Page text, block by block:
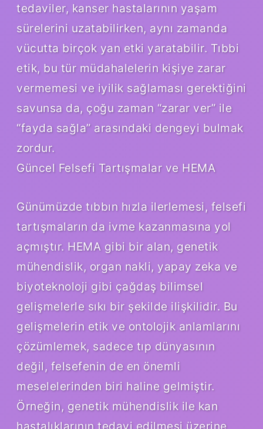
tedaviler, kanser hastalarının yaşam
sürelerini uzatabilirken, aynı zamanda
vücutta birçok yan etki yaratabilir. Tıbbi
etik, bu tür müdahalelerin kişiye zarar
vermemesi ve iyilik sağlaması gerektiğini
savunsa da, çoğu zaman “zarar ver” ile
“fayda sağla” arasındaki dengeyi bulmak
zordur.
Güncel Felsefi Tartışmalar ve HEMA
Günümüzde tıbbın hızla ilerlemesi, felsefi
tartışmaların da ivme kazanmasına yol
açmıştır. HEMA gibi bir alan, genetik
mühendislik, organ nakli, yapay zeka ve
biyoteknoloji gibi çağdaş bilimsel
gelişmelerle sıkı bir şekilde ilişkilidir. Bu
gelişmelerin etik ve ontolojik anlamlarını
çözümlemek, sadece tıp dünyasının
değil, felsefenin de en önemli
meselelerinden biri haline gelmiştir.
Örneğin, genetik mühendislik ile kan
hastalıklarının tedavi edilmesi üzerine